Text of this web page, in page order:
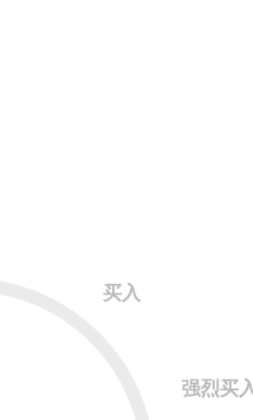
买入
强烈买